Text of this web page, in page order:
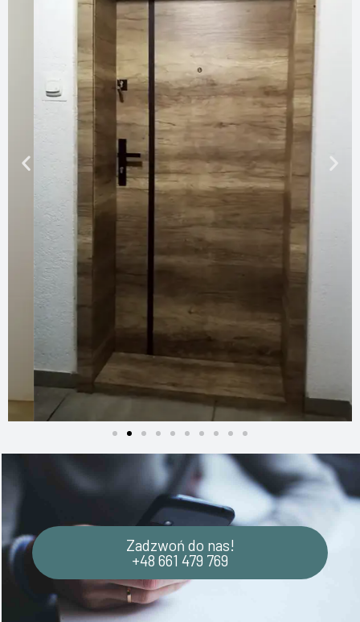
Zadzwoń do nas!
+48 661 479 769